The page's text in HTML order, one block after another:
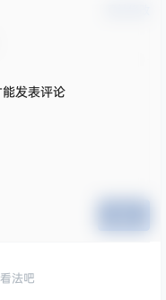
发表评论
法吧